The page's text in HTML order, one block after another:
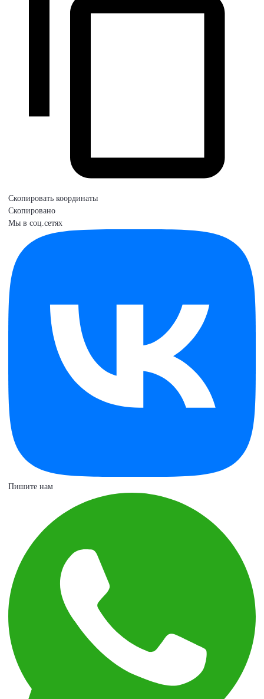
Скопировать координаты
Скопировано
Мы в соц.сетях
Пишите нам